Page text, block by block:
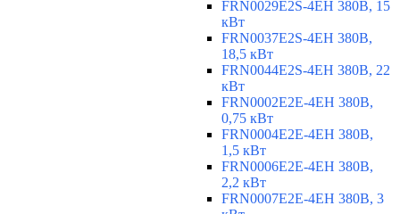
FRN0029E2S-4EH 380В, 15
кВт
FRN0037E2S-4EH 380В,
18,5 кВт
FRN0044E2S-4EH 380В, 22
кВт
FRN0002E2E-4EH 380В,
0,75 кВт
FRN0004E2E-4EH 380В,
1,5 кВт
FRN0006E2E-4EH 380В,
2,2 кВт
FRN0007E2E-4EH 380В, 3